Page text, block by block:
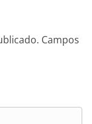
Campos